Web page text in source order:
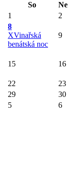
So
Ne
1 2
8
XVinařská
benátská noc
9
15 16
22
23
29
30
5 6